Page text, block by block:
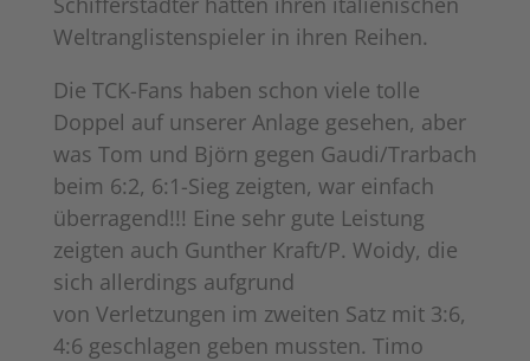
Weltranglistenspieler in ihren Reihen.
Die TCK-Fans haben schon viele tolle
Doppel auf unserer Anlage gesehen, aber
was Tom und Björn gegen Gaudi/Trarbach
beim 6:2, 6:1-Sieg zeigten, war einfach
überragend!!! Eine sehr gute Leistung
zeigten auch Gunther Kraft/P. Woidy, die
sich allerdings aufgrund
von Verletzungen im zweiten Satz mit 3:6,
4:6 geschlagen geben mussten. Timo